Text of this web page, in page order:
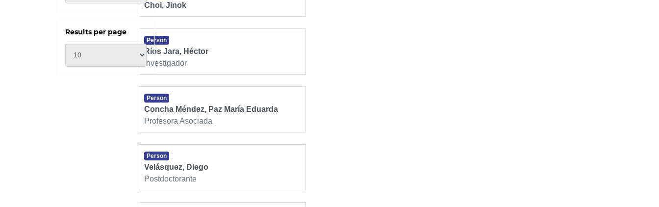
Results per page
Choi, Jinok
Person
Ríos Jara, Héctor
Investigador
Person
Concha Méndez, Paz María Eduarda
Profesora Asociada
Person
Velásquez, Diego
Postdoctorante